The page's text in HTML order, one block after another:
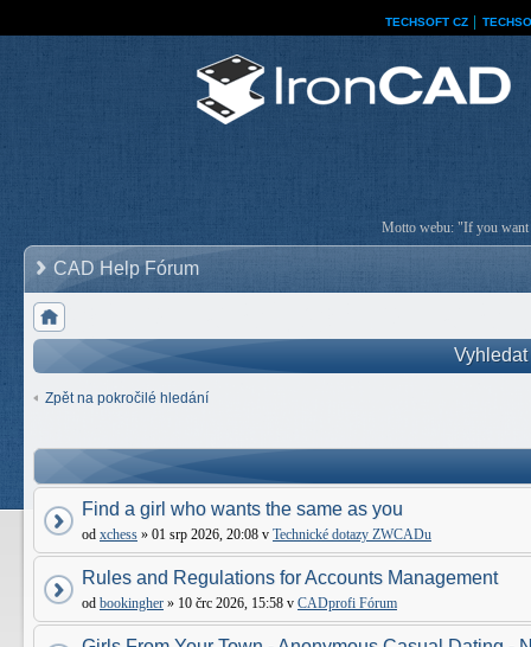
TECHSOFT CZ
Motto webu: "If you want
CAD Help Fórum
Zpět na pokročilé hledání
Find a girl who wants the same as you
od xchess » 01 srp 2026, 20:08 v Technické dotazy ZWCADu
Rules and Regulations for Accounts Management
od bookingher » 10 črc 2026, 15:58 v CADprofi Fórum